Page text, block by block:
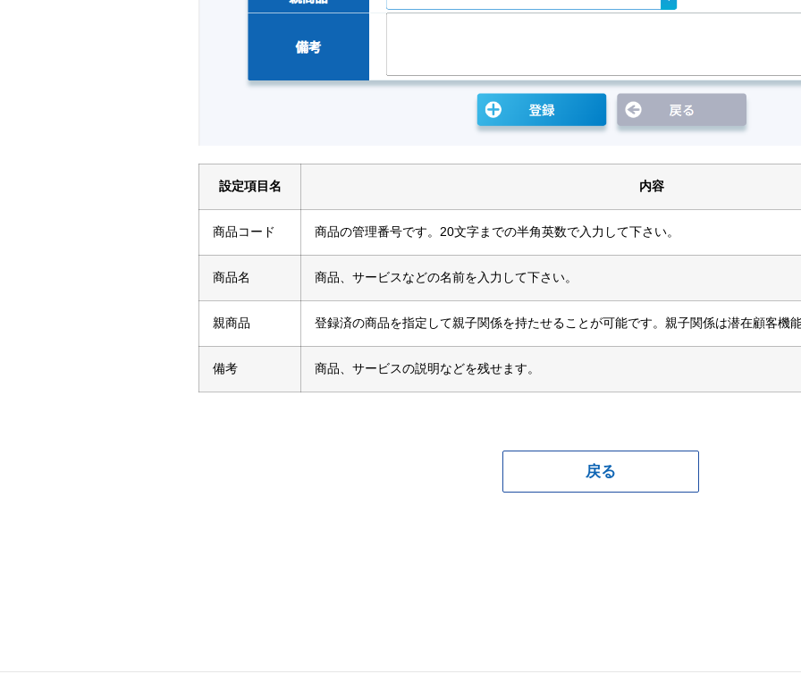
設定項目名 内容
商品コード 商品の管理番号です。20文字までの半角英数で入力して下さい。
商品名 商品、サービスなどの名前を入力して下さい。
親商品 登録済の商品を指定して親子関係を持たせることが可能です。親子関係は潜在顧客機
備考 商品、サービスの説明などを残せます。
戻る